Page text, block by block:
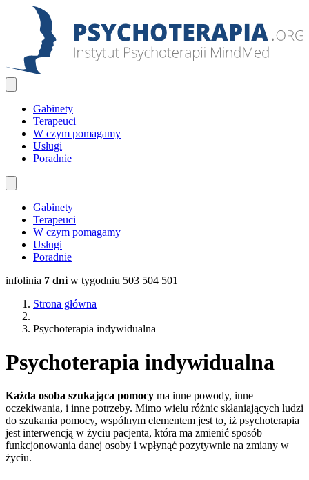
Gabinety
Terapeuci
W czym pomagamy
Usługi
Poradnie
Gabinety
Terapeuci
W czym pomagamy
Usługi
Poradnie
infolinia 7 dni w tygodniu 503 504 501
Strona główna
Psychoterapia indywidualna
Psychoterapia indywidualna
Każda osoba szukająca pomocy ma inne powody, inne
oczekiwania, i inne potrzeby. Mimo wielu różnic skłaniających ludzi
do szukania pomocy, wspólnym elementem jest to, iż psychoterapia
jest interwencją w życiu pacjenta, która ma zmienić sposób
funkcjonowania danej osoby i wpłynąć pozytywnie na zmiany w
życiu.